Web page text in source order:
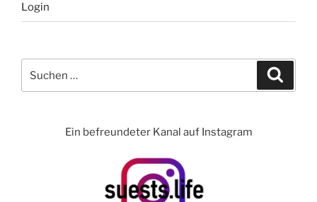
Login
nach:
Ein befreundeter Kanal auf Instagram